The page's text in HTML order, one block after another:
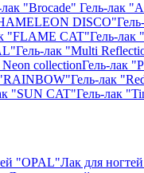
лак "Brocade" Гель-лак
DISCO"
"FLAME CAT"Гель-лак
Гель-лак "Multi
collectionГель-лак
Гель-лак
"SUN CAT"Гель-лак
"OPAL"Лак для